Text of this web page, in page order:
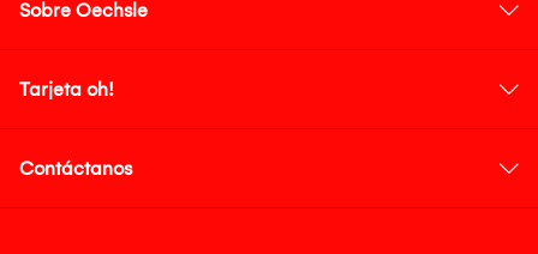
Sobre Oechsle
Tarjeta oh!
Contáctanos